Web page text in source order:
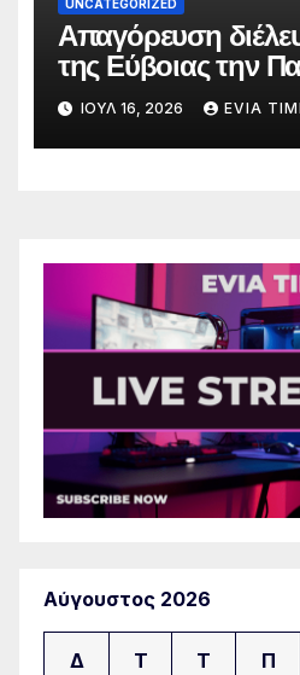
UNCATEGORIZED
Απαγόρευση
της Εύβοιας την
λόγω πολύ υψηλού
πυρκαγιάς
ΙΟΎΛ 16, 2026 EVIA
Αύγουστος 2026
Δ Τ Τ Π